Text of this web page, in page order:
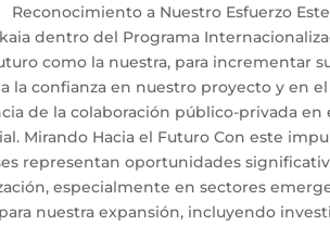
a Nuestro Esfuerzo
dentro del Programa
como la nuestra, para incrementar
la confianza en nuestro proyecto y en
de la colaboración público-privada
Mirando Hacia el Futuro Con este
representan oportunidades
especialmente en sectores
nuestra expansión, incluyendo